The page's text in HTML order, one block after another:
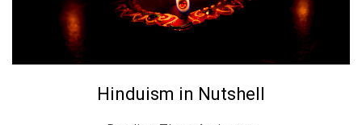
Posted
on
April 5, 2023
English
Hinduism in Nutshell